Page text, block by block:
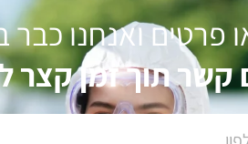
פרטים ואנחנו כבר
קשר תוך זמן קצר